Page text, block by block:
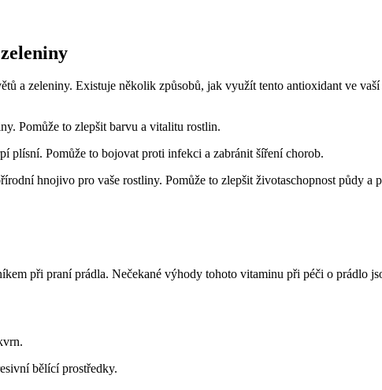
a zeleniny. Existuje několik způsobů, jak využít tento antioxidant ve
Pomůže to zlepšit barvu a vitalitu rostlin.
plísní. Pomůže to bojovat proti infekci a zabránit šíření chorob.
hnojivo pro vaše rostliny. Pomůže to zlepšit životaschopnost půdy a
při praní prádla. Nečekané výhody tohoto vitaminu při péči o prádlo
bělící prostředky.